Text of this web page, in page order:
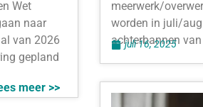
Wet
naar
van 2026
gepland
meer >>
meerwerk/
worden in juli/
achterbannen van
juli 16, 2025